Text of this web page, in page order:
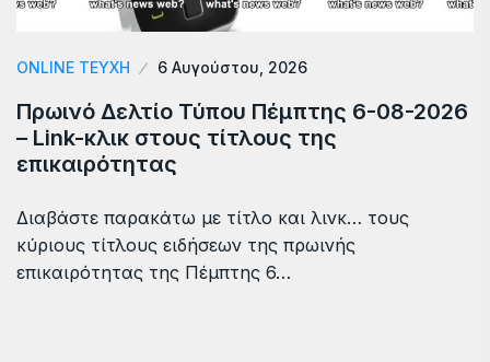
ONLINE ΤΕΎΧΗ 6 Αυγούστου, 2026
Πρωινό Δελτίο Τύπου Πέμπτης 6-08-2026
– Link-κλικ στους τίτλους της
επικαιρότητας
Διαβάστε παρακάτω με τίτλο και λινκ… τους
κύριους τίτλους ειδήσεων της πρωινής
επικαιρότητας της Πέμπτης 6…